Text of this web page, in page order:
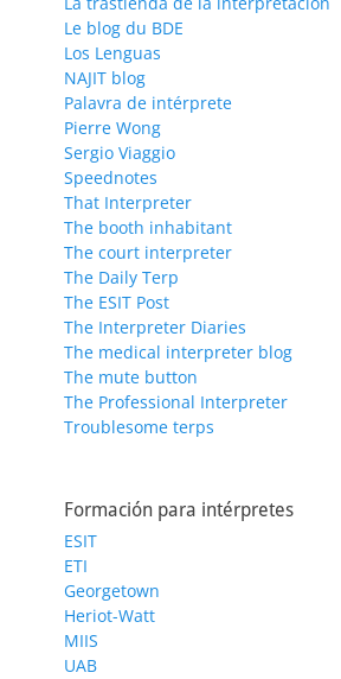
Le blog du BDE
Los Lenguas
NAJIT blog
Palavra de intérprete
Pierre Wong
Sergio Viaggio
Speednotes
That Interpreter
The booth inhabitant
The court interpreter
The Daily Terp
The ESIT Post
The Interpreter Diaries
The medical interpreter blog
The mute button
The Professional Interpreter
Troublesome terps
Formación para intérpretes
ESIT
ETI
Georgetown
Heriot-Watt
MIIS
UAB